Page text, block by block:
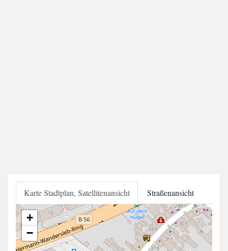
Karte Stadtplan, Satellitenansicht Straßenansicht
+
−